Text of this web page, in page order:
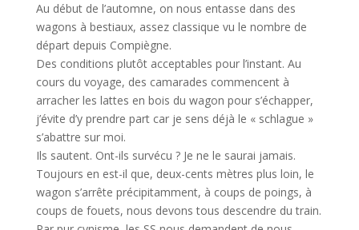
Au début de l’automne, on nous entasse dans des
wagons à bestiaux, assez classique vu le nombre de
départ depuis Compiègne.
Des conditions plutôt acceptables pour l’instant. Au
cours du voyage, des camarades commencent à
arracher les lattes en bois du wagon pour s’échapper,
j’évite d’y prendre part car je sens déjà le « schlague »
s’abattre sur moi.
Ils sautent. Ont-ils survécu ? Je ne le saurai jamais.
Toujours en est-il que, deux-cents mètres plus loin, le
wagon s’arrête précipitamment, à coups de poings, à
coups de fouets, nous devons tous descendre du train.